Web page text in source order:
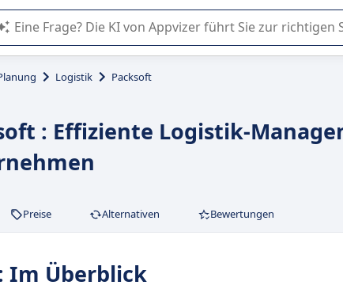
Die KI von Appvizer führt Sie bei der Nutzung oder Auswahl
Logistik Packsoft
: Effiziente Logistik-
Preise Alternativen Bewertungen
Im Überblick